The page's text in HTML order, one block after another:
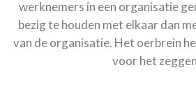
werknemers in een organisatie
bezig te houden met elkaar dan
van de organisatie. Het oerbrein
voor het